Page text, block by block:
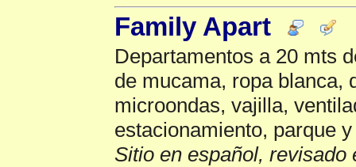
Family Apart
Departamentos a 20 mts
de mucama, ropa blanca,
microondas, vajilla,
estacionamiento, parque
Sitio en español, revisado